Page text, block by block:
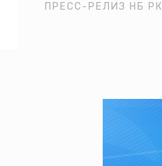
ПРЕСС-РЕЛИЗ НБ РК